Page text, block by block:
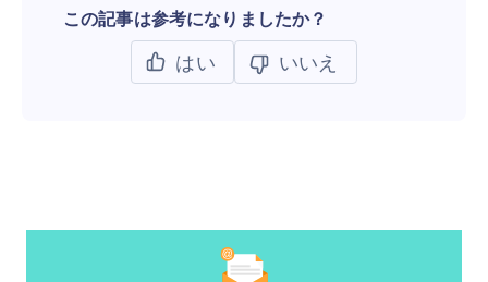
この記事は参考になりましたか？
はい いいえ